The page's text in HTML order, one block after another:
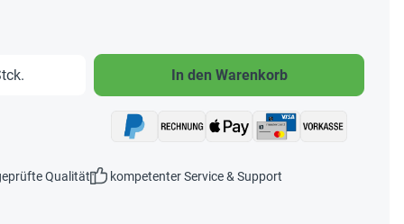
den gewünschten Wert ein oder
In den Warenkorb
Qualität kompetenter Service & Support